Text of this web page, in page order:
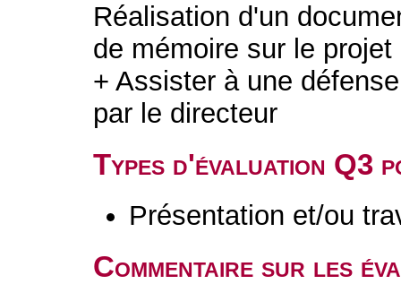
Réalisation d'un
de mémoire sur le
+ Assister à une
par le directeur
Types d'évaluation Q3
Présentation et/ou
Commentaire sur les